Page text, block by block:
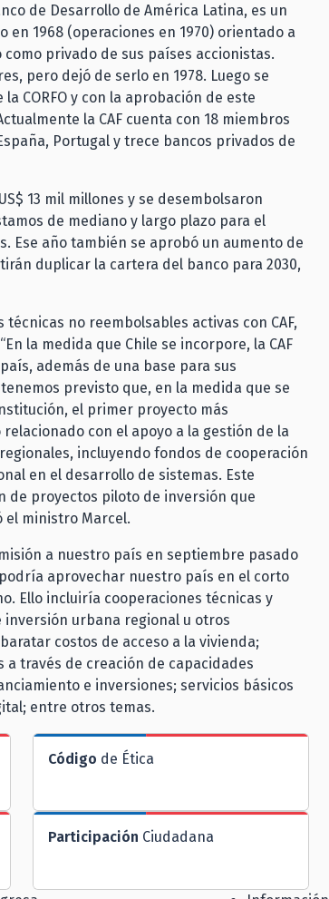
de Desarrollo de América Latina, es un
1968 (operaciones en 1970) orientado a
privado de sus países accionistas.
pero dejó de serlo en 1978. Luego se
CORFO y con la aprobación de este
la CAF cuenta con 18 miembros
Portugal y trece bancos privados de
13 mil millones y se desembolsaron
de mediano y largo plazo para el
Ese año también se aprobó un aumento de
duplicar la cartera del banco para 2030,
no reembolsables activas con CAF,
la medida que Chile se incorpore, la CAF
además de una base para sus
previsto que, en la medida que se
el primer proyecto más
con el apoyo a la gestión de la
incluyendo fondos de cooperación
en el desarrollo de sistemas. Este
de proyectos piloto de inversión que
el ministro Marcel.
a nuestro país en septiembre pasado
aprovechar nuestro país en el corto
Ello incluiría cooperaciones técnicas y
urbana regional u otros
costos de acceso a la vivienda;
través de creación de capacidades
e inversiones; servicios básicos
entre otros temas.
Código de Ética
Participación Ciudadana